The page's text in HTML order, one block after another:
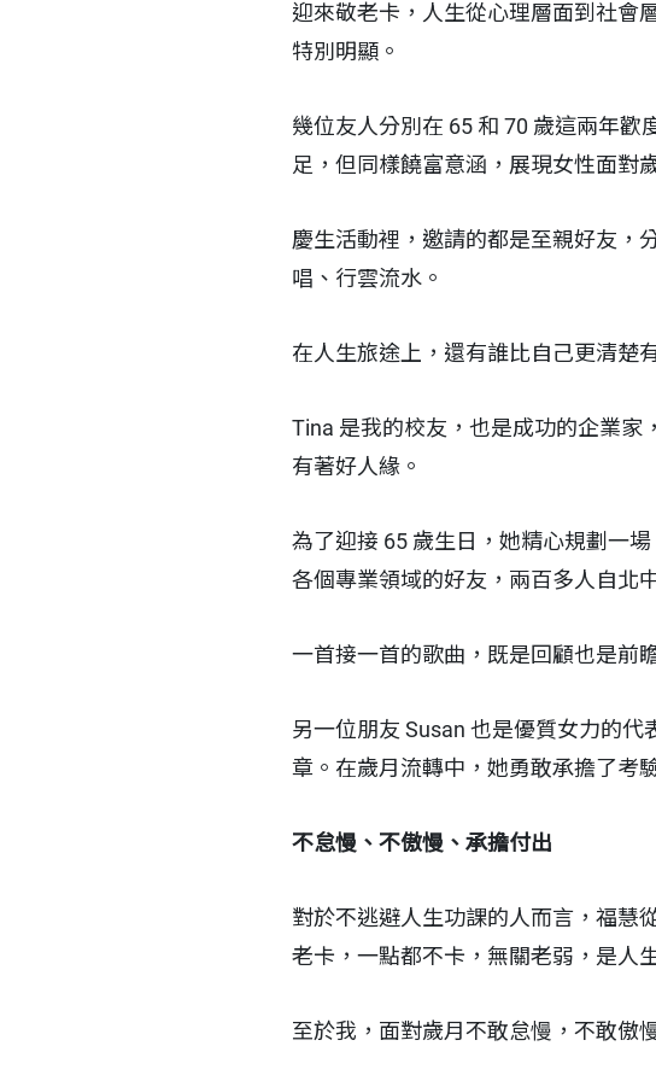
迎來敬老卡，人生從心理層面到社會
特別明顯。
幾位友人分別在 65 和 70 歲這兩年
足，但同樣饒富意涵，展現女性面對
慶生活動裡，邀請的都是至親好友，
唱、行雲流水。
在人生旅途上，還有誰比自己更清楚
Tina 是我的校友，也是成功的企業家
有著好人緣。
為了迎接 65 歲生日，她精心規劃一
各個專業領域的好友，兩百多人自北
一首接一首的歌曲，既是回顧也是前
另一位朋友 Susan 也是優質女力的
章。在歲月流轉中，她勇敢承擔了考
不怠慢、不傲慢、承擔付出
對於不逃避人生功課的人而言，福慧
老卡，一點都不卡，無關老弱，是人
至於我，面對歲月不敢怠慢，不敢傲